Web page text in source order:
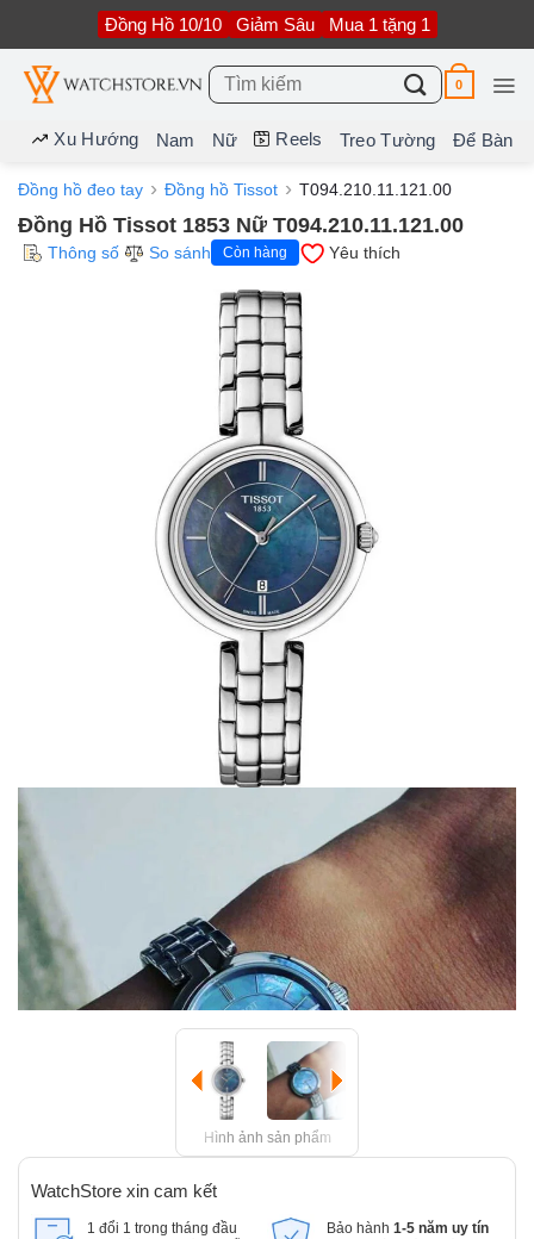
nội
dung
Đồng Hồ 10/10 Giảm Sâu Mua 1 tặng 1
Tìm
kiếm:
0
Xu Hướng Nam Nữ Reels Treo Tường Để Bàn
Đồng hồ đeo tay Đồng hồ Tissot T094.210.11.121.00
Đồng Hồ Tissot 1853 Nữ T094.210.11.121.00
Thông số So sánh Còn hàng Yêu thích
Hình ảnh sản phẩm
WatchStore xin cam kết
1 đổi 1 trong tháng đầu
Bảo hành 1-5 năm uy tín